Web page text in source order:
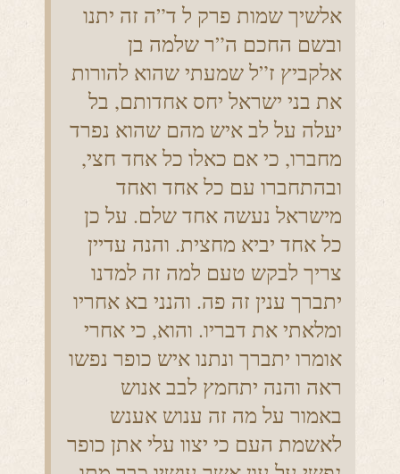
אלשיך שמות פרק ל ד”ה זה יתנו
ובשם החכם ה”ר שלמה בן
אלקביץ ז”ל שמעתי שהוא להורות
את בני ישראל יחס אחדותם, בל
יעלה על לב איש מהם שהוא נפרד
מחברו, כי אם כאלו כל אחד חצי,
ובהתחברו עם כל אחד ואחד
מישראל נעשה אחד שלם. על כן
כל אחד יביא מחצית. והנה עדיין
צריך לבקש טעם למה זה למדנו
יתברך ענין זה פה. והנני בא אחריו
ומלאתי את דבריו. והוא, כי אחרי
אומרו יתברך ונתנו איש כופר נפשו
ראה והנה יתחמץ לבב אנוש
באמור על מה זה ענוש אענש
לאשמת העם כי יצוו עלי אתן כופר